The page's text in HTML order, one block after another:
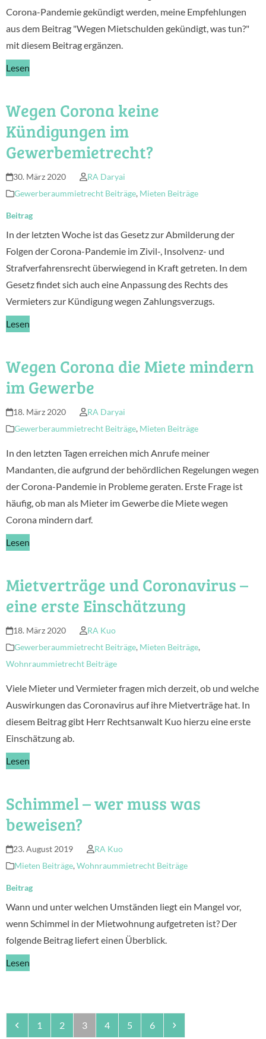
Corona-Pandemie gekündigt werden, meine Empfehlungen
aus dem Beitrag "Wegen Mietschulden gekündigt, was tun?"
mit diesem Beitrag ergänzen.
Lesen
Wegen Corona keine
Kündigungen im
Gewerbemietrecht?
30. März 2020
RA Daryai
Gewerberaummietrecht Beiträge, Mieten Beiträge
Beitrag
In der letzten Woche ist das Gesetz zur Abmilderung der
Folgen der Corona-Pandemie im Zivil-, Insolvenz- und
Strafverfahrensrecht überwiegend in Kraft getreten. In dem
Gesetz findet sich auch eine Anpassung des Rechts des
Vermieters zur Kündigung wegen Zahlungsverzugs.
Lesen
Wegen Corona die Miete mindern
im Gewerbe
18. März 2020
RA Daryai
Gewerberaummietrecht Beiträge, Mieten Beiträge
In den letzten Tagen erreichen mich Anrufe meiner
Mandanten, die aufgrund der behördlichen Regelungen wegen
der Corona-Pandemie in Probleme geraten. Erste Frage ist
häufig, ob man als Mieter im Gewerbe die Miete wegen
Corona mindern darf.
Lesen
Mietverträge und Coronavirus –
eine erste Einschätzung
18. März 2020
RA Kuo
Gewerberaummietrecht Beiträge, Mieten Beiträge,
Wohnraummietrecht Beiträge
Viele Mieter und Vermieter fragen mich derzeit, ob und welche
Auswirkungen das Coronavirus auf ihre Mietverträge hat. In
diesem Beitrag gibt Herr Rechtsanwalt Kuo hierzu eine erste
Einschätzung ab.
Lesen
Schimmel – wer muss was
beweisen?
23. August 2019
RA Kuo
Mieten Beiträge, Wohnraummietrecht Beiträge
Beitrag
Wann und unter welchen Umständen liegt ein Mangel vor,
wenn Schimmel in der Mietwohnung aufgetreten ist? Der
folgende Beitrag liefert einen Überblick.
Lesen
Vorheriger
Seite
1 Seite
2 Seite
3 Seite
4 Seite
5 Seite
6